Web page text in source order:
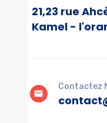
21,23 rue
Kamel -
Contactez